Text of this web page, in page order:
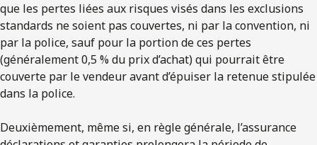
que les pertes liées aux risques visés dans les exclusions
standards ne soient pas couvertes, ni par la convention, ni
par la police, sauf pour la portion de ces pertes
(généralement 0,5 % du prix d’achat) qui pourrait être
couverte par le vendeur avant d’épuiser la retenue stipulée
dans la police.
Deuxièmement, même si, en règle générale, l’assurance